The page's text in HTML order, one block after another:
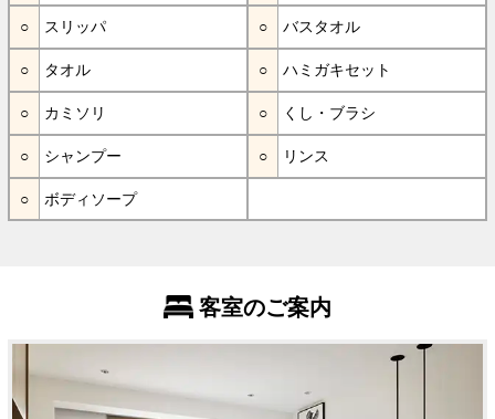
スリッパ バスタオル
タオル ハミガキセット
カミソリ くし・ブラシ
シャンプー リンス
ボディソープ
客室のご案内